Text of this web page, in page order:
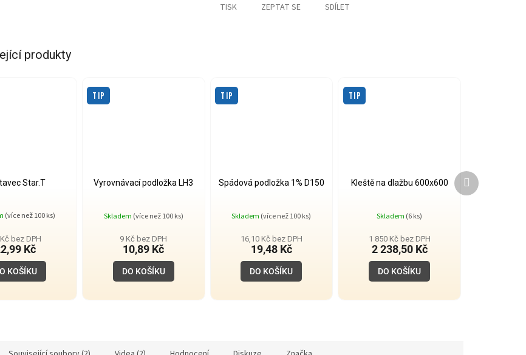
TISK ZEPTAT SE SDÍLET
produkty
Star.T
hodnocení
je
4,0
5
hvězdiček.
(více než 100 ks)
bez DPH
Kč
KOŠÍKU
TIP
Vyrovnávací podložka LH3
Skladem (více než 100 ks)
9 Kč bez DPH
10,89 Kč
DO KOŠÍKU
TIP
Spádová podložka 1% D150
Skladem (více než 100 ks)
16,10 Kč bez DPH
19,48 Kč
DO KOŠÍKU
TIP
Kleště na dlažbu 600x600
Skladem (6 ks)
1 850 Kč bez DPH
2 238,50 Kč
DO KOŠÍKU
Další
produkt